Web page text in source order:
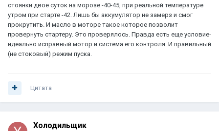
стоянки двое суток на морозе -40-45, при реальной температуре
утром при старте -42. Лишь бы аккумулятор не замерз и смог
прокрутить. И масло в моторе такое которое позволит
провернуть стартеру. Это проверялось. Правда есть еще условие-
идеально исправный мотор и система его контроля. И правильный
(не стоковый) режим пуска.
Цитата
Холодильщик